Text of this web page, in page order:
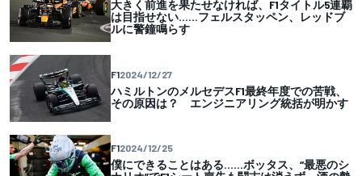
大きく前進を果たせなければ、F1タイトル5連覇
は目指せない……フェルスタッペン、レッドブ
ルに警鐘鳴らす
F12024/12/27
ハミルトンのメルセデスF1最終年度での苦戦、
その原因は？ エンジニアリング統括が明かす
F12024/12/25
僕にできることはある……ボッタス、“最悪のシ